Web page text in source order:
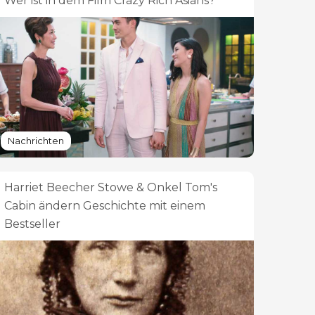
Nachrichten
Harriet Beecher Stowe & Onkel Tom's
Cabin ändern Geschichte mit einem
Bestseller